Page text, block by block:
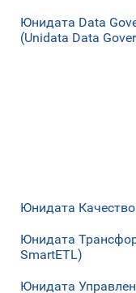
Юнидата Data
(Unidata Data
Юнидата
Юнидата
SmartETL)
Юнидата